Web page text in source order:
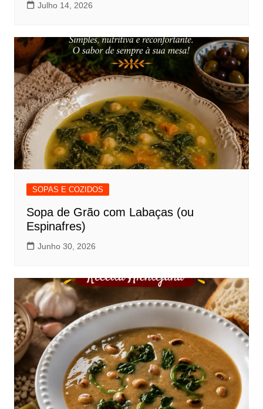
Julho 14, 2026
SOPAS E COZIDOS
Sopa de Grão com Labaças (ou
Espinafres)
Junho 30, 2026